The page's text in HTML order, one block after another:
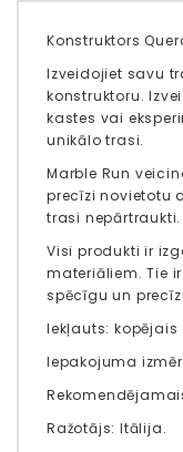
Konstruktors
Izveidojiet savu
konstruktoru.
kastes vai
unikālo trasi.
Marble Run
precīzi novietotu
trasi nepārtraukti.
Visi produkti ir
materiāliem. Tie
spēcīgu un
Iekļauts:
Iepakojuma
Ražotājs: Itālija.